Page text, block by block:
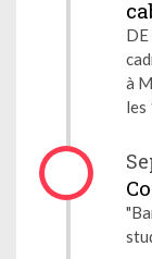
à
les